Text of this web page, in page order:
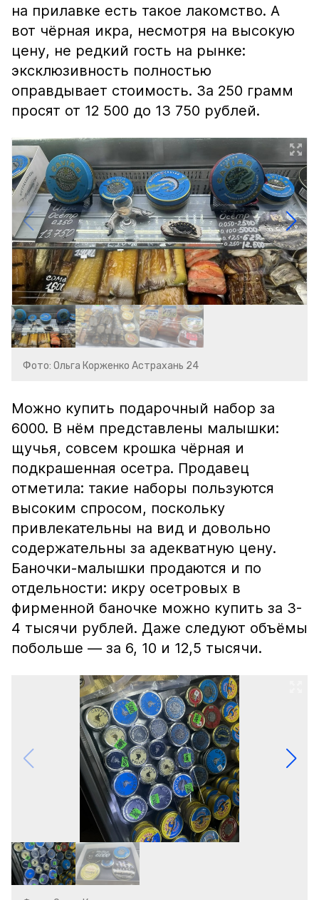
на прилавке есть такое лакомство. А
вот чёрная икра, несмотря на высокую
цену, не редкий гость на рынке:
эксклюзивность полностью
оправдывает стоимость. За 250 грамм
просят от 12 500 до 13 750 рублей.
Фото: Ольга Корженко Астрахань 24
Можно купить подарочный набор за
6000. В нём представлены малышки:
щучья, совсем крошка чёрная и
подкрашенная осетра. Продавец
отметила: такие наборы пользуются
высоким спросом, поскольку
привлекательны на вид и довольно
содержательны за адекватную цену.
Баночки-малышки продаются и по
отдельности: икру осетровых в
фирменной баночке можно купить за 3-
4 тысячи рублей. Даже следуют объёмы
побольше — за 6, 10 и 12,5 тысячи.